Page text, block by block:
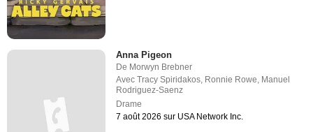
Anna Pigeon
De Morwyn Brebner
AvecTracy Spiridakos, Ronnie Rowe, Manuel
Rodriguez-Saenz
Drame
7 août 2026 sur USA Network Inc.